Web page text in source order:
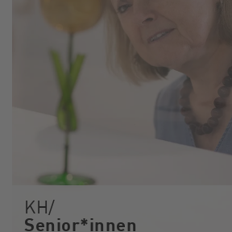
KH/
Senior*innen